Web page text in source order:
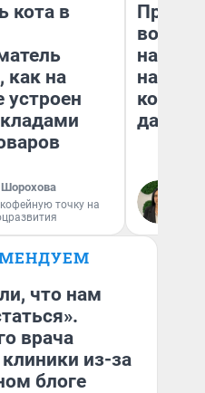
кота в
как на
точку на
нам
даже
что нам
врача
из-за
блоге